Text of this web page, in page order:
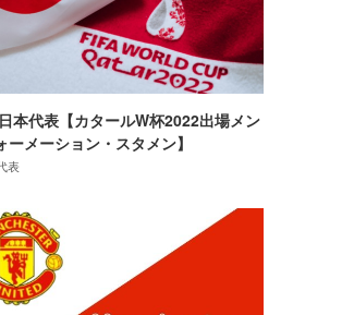
本代表【カタールW杯2022出場メン
ーメーション・スタメン】
表